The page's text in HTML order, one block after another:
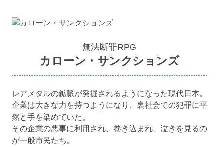
無法断罪RPG
カローン・サンクションズ
レアメタルの鉱脈が発掘されるようになった現代日本。
企業は大きな力を持つようになり、裏社会での犯罪に平
然と手を染めていた。
その企業の悪事に利用され、巻き込まれ、泣きを見るの
が一般市民たち。